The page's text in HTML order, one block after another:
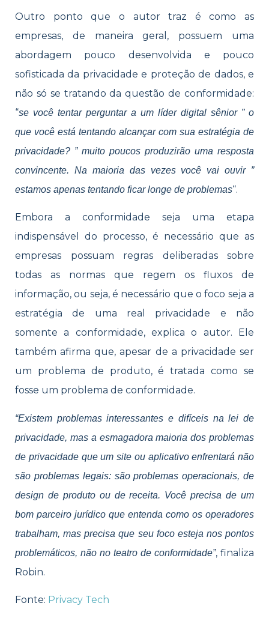
Outro ponto que o autor traz é como as
empresas, de maneira geral, possuem uma
abordagem pouco desenvolvida e pouco
sofisticada da privacidade e proteção de dados, e
não só se tratando da questão de conformidade:
“se você tentar perguntar a um líder digital sênior ” o
que você está tentando alcançar com sua estratégia de
privacidade? ” muito poucos produzirão uma resposta
convincente. Na maioria das vezes você vai ouvir ”
estamos apenas tentando ficar longe de problemas“.
Embora a conformidade seja uma etapa
indispensável do processo, é necessário que as
empresas possuam regras deliberadas sobre
todas as normas que regem os fluxos de
informação, ou seja, é necessário que o foco seja a
estratégia de uma real privacidade e não
somente a conformidade, explica o autor. Ele
também afirma que, apesar de a privacidade ser
um problema de produto, é tratada como se
fosse um problema de conformidade.
“Existem problemas interessantes e difíceis na lei de
privacidade, mas a esmagadora maioria dos problemas
de privacidade que um site ou aplicativo enfrentará não
são problemas legais: são problemas operacionais, de
design de produto ou de receita. Você precisa de um
bom parceiro jurídico que entenda como os operadores
trabalham, mas precisa que seu foco esteja nos pontos
problemáticos, não no teatro de conformidade”, finaliza
Robin.
Fonte: Privacy Tech